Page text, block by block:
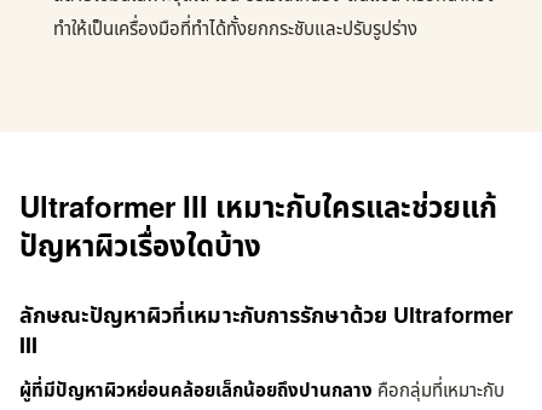
ทำให้เป็นเครื่องมือที่ทำได้ทั้งยกกระชับและปรับรูปร่าง
Ultraformer III เหมาะกับใครและช่วยแก้
ปัญหาผิวเรื่องใดบ้าง
ลักษณะปัญหาผิวที่เหมาะกับการรักษาด้วย Ultraformer
III
ผู้ที่มีปัญหาผิวหย่อนคล้อยเล็กน้อยถึงปานกลาง คือกลุ่มที่เหมาะกับ